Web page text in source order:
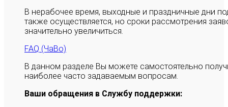
В нерабочее время, выходные и праздничные дни
также осуществляется, но сроки рассмотрения
значительно увеличиться.
FAQ (ЧаВо)
В данном разделе Вы можете самостоятельно
наиболее часто задаваемым вопросам.
Ваши обращения в Службу поддержки: